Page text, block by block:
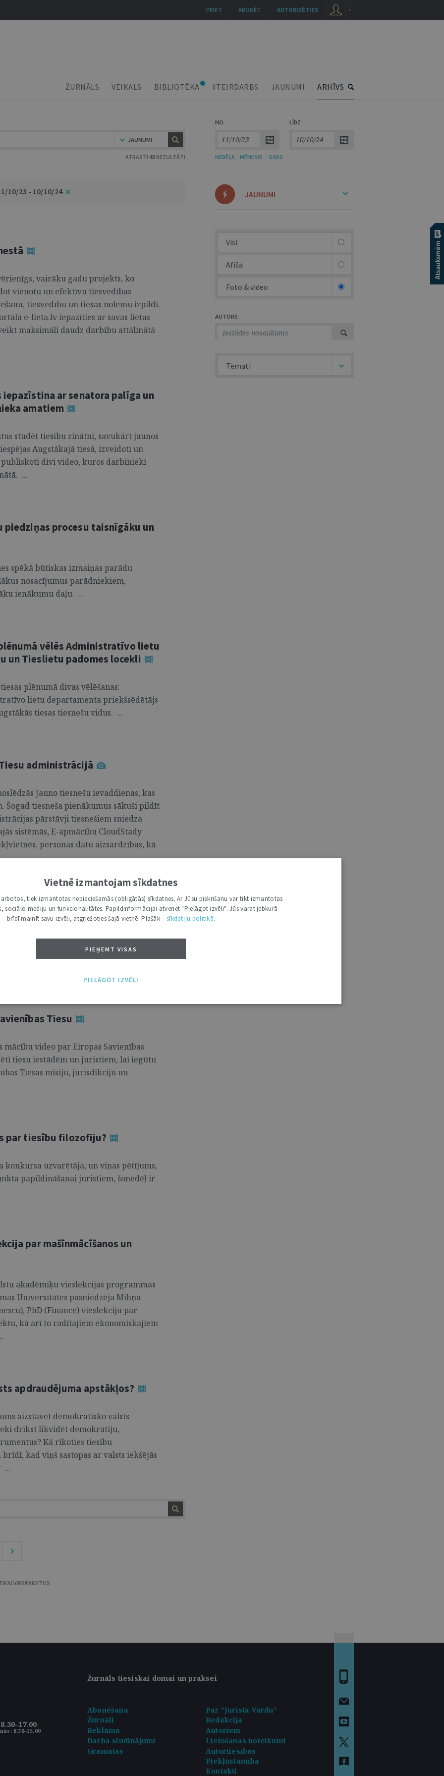
ŽURNĀLS VEIKALS BIBLIOTĒKA #TEIRDARBS JAUNUMI ARHĪVS
JAUNUMI
ATRASTI 43 REZULTĀTI
NO LĪDZ
NEDĒĻA MĒNESIS GADS
10/23 - 10/10/24
vairāku gadu projekts, ko
vienotu un efektīvu tiesvedības
tiesvedību un tiesas nolēmu izpildi.
e-lieta.lv iepazīties ar savas lietas
maksimāli daudz darbību attālinātā
ar senatora palīga un
amatiem
studēt tiesību zinātni, savukārt jaunos
Augstākajā tiesā, izveidoti un
publiskoti divi video, kuros darbinieki
...
piedziņas procesu taisnīgāku un
spēkā būtiskas izmaiņas parādu
nosacījumus parādniekiem,
ienākumu daļu. ...
vēlēs Administratīvo lietu
un Tieslietu padomes locekli
plēnumā divas vēlēšanas:
lietu departamenta priekšsēdētājs
tiesas tiesnešu vidus. ...
administrācijā
Jauno tiesnešu ievaddienas, kas
Šogad tiesneša pienākumus sākuši pildīt
pārstāvji tiesnešiem sniedza
sistēmās, E-apmācību CloudStady
personas datu aizsardzības, kā
pakalpojumus
nodrošina Valsts vienotās
un tehnisko uzturēšanu, kas
vienīgā datorizētā zemesgrāmata, kas
Tiesu
mācību video par Eiropas Savienības
tiesu iestādēm un juristiem, lai iegūtu
Tiesas misiju, jurisdikciju un
par tiesību filozofiju?
konkursa uzvarētāja, un viņas pētījums,
papildināšanai juristiem, šonedēļ ir
par mašīnmācīšanos un
akadēmiķu vieslekcijas programmas
Universitātes pasniedzēja Mihņa
PhD (Finance) vieslekciju par
kā arī to radītajiem ekonomiskajiem
apdraudējuma apstākļos?
aizstāvēt demokrātisko valsts
drīkst likvidēt demokrātiju,
Kā rīkoties tiesību
kad viņš sastopas ar valsts iekšējās
...
VIRSRAKSTUS
JAUNUMI
Visi
Afiša
Foto & video
AUTORS
Temati
Žurnāls tiesiskai domai un praksei
8.30–15.00
Abonēšana
Par "Jurista Vārdu"
Žurnāli
Redakcija
Reklāma
Autoriem
Darba sludinājumi
Lietošanas noteikumi
Grāmatas
Autortiesības
Piekļūstamība
Kontakti
AUTORIZĒTIES
ABONĒT
PIRKT
Vietnē izmantojam sīkdatnes
tiek izmantotas nepieciešamās (obligātās) sīkdatnes. Ar Jūsu piekrišanu var tikt izmantotas
sociālo mediju un funkcionalitātes. Papildinformācijai atveriet "Pielāgot izvēli". Jūs varat jebkurā
brīdī mainīt savu izvēli, atgriežoties šajā vietnē. Plašāk – sīkdatņu politikā.
PIEŅEMT VISAS
PIELĀGOT IZVĒLI